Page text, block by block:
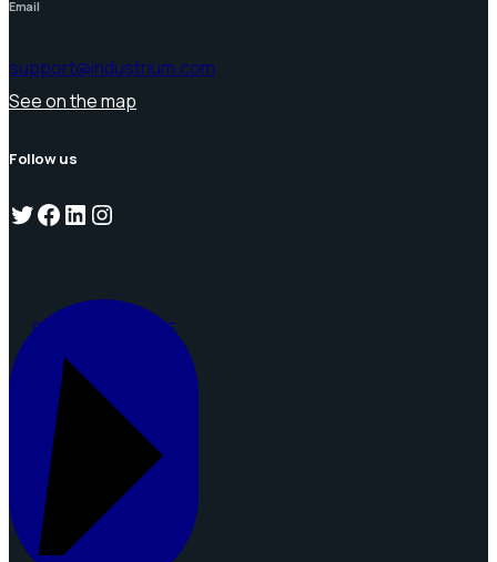
Email
support@industrium.com
See on the map
Follow us
Twitter
Facebook
LinkedIn
Instagram
REQUEST A QUOTE